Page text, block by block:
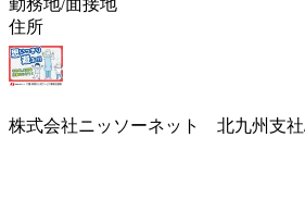
住所
株式会社ニッソーネット 北九州支社/